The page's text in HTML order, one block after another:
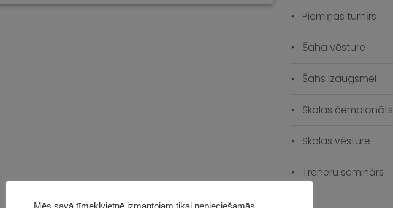
Piemiņas turnīrs
Šaha vēsture
Šahs izaugsmei
Skolas čempionāts
Skolas vēsture
Treneru seminārs